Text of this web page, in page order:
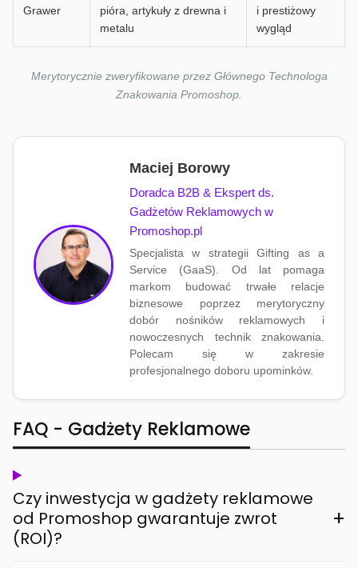
Grawer
pióra, artykuły z drewna i
metalu
i prestiżowy
wygląd
Merytorycznie zweryfikowane przez Głównego Technologa
Znakowania Promoshop.
Maciej Borowy
Doradca B2B & Ekspert ds.
Gadżetów Reklamowych w
Promoshop.pl
Specjalista w strategii Gifting as a
Service (GaaS). Od lat pomaga
markom budować trwałe relacje
biznesowe poprzez merytoryczny
dobór nośników reklamowych i
nowoczesnych technik znakowania.
Polecam się w zakresie
profesjonalnego doboru upominków.
FAQ - Gadżety Reklamowe
Czy inwestycja w gadżety reklamowe
od Promoshop gwarantuje zwrot
(ROI)?
+